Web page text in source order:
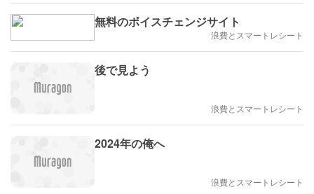
無料のボイスチェンジサイト
浪費とスマートレシート
後で見よう
浪費とスマートレシート
2024年の俺へ
浪費とスマートレシート